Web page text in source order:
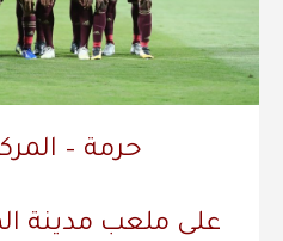
حرمة –
على ملعب مدينة